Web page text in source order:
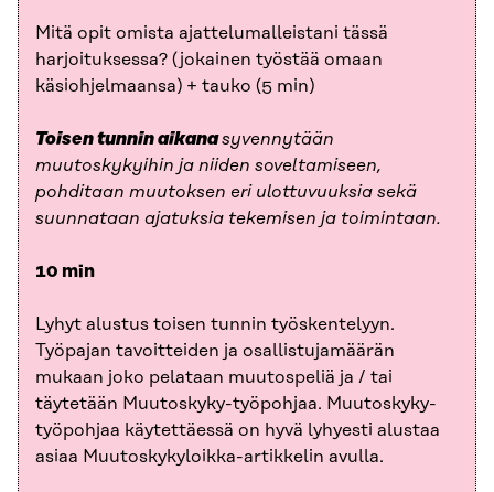
Mitä opit omista ajattelumalleistani tässä
harjoituksessa? (jokainen työstää omaan
käsiohjelmaansa) + tauko (5 min)
Toisen tunnin aikanasyvennytään
muutoskykyihin ja niiden soveltamiseen,
pohditaan muutoksen eri ulottuvuuksia sekä
suunnataan ajatuksia tekemisen ja toimintaan.
10 min
Lyhyt alustus toisen tunnin työskentelyyn.
Työpajan tavoitteiden ja osallistujamäärän
mukaan joko pelataan muutospeliä ja / tai
täytetään Muutoskyky-työpohjaa. Muutoskyky-
työpohjaa käytettäessä on hyvä lyhyesti alustaa
asiaa Muutoskykyloikka-artikkelin avulla.